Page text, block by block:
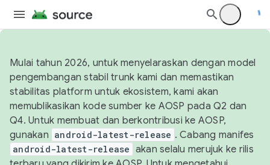
Mulai tahun 2026, untuk menyelaraskan dengan model
pengembangan stabil trunk kami dan memastikan
stabilitas platform untuk ekosistem, kami akan
memublikasikan kode sumber ke AOSP pada Q2 dan
Q4. Untuk membuat dan berkontribusi ke AOSP,
gunakan android-latest-release . Cabang manifes
android-latest-release akan selalu merujuk ke rilis